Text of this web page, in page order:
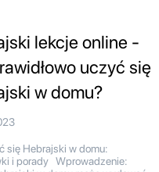
lekcje online -
uczyć się
w domu?
się Hebrajski w domu:
i porady Wprowadzenie: